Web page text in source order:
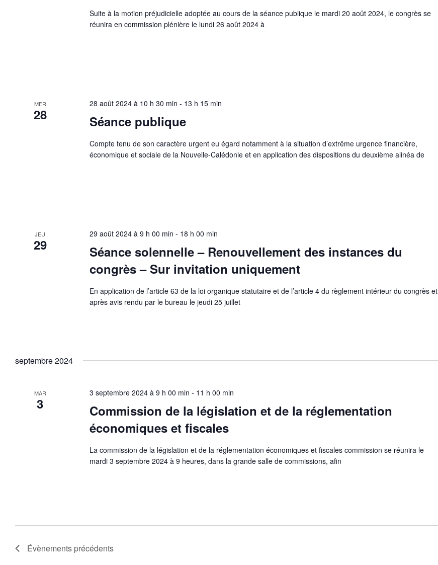
Suite à la motion préjudicielle adoptée au cours de la séance publique le mardi 20 août 2024, le congrès se
réunira en commission plénière le lundi 26 août 2024 à
MER
28 Séance publique
28 août 2024 à 10 h 30 min - 13 h 15 min
Compte tenu de son caractère urgent eu égard notamment à la situation d’extrême urgence financière,
économique et sociale de la Nouvelle-Calédonie et en application des dispositions du deuxième alinéa de
JEU
29
Séance solennelle – Renouvellement des instances du
congrès – Sur invitation uniquement
29 août 2024 à 9 h 00 min - 18 h 00 min
En application de l’article 63 de la loi organique statutaire et de l’article 4 du règlement intérieur du congrès et
après avis rendu par le bureau le jeudi 25 juillet
septembre 2024
MAR
3
Commission de la législation et de la réglementation
économiques et fiscales
3 septembre 2024 à 9 h 00 min - 11 h 00 min
La commission de la législation et de la réglementation économiques et fiscales commission se réunira le
mardi 3 septembre 2024 à 9 heures, dans la grande salle de commissions, afin
Évènements précédents